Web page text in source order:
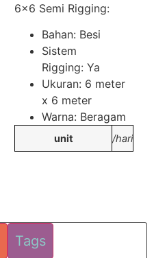
6×6 Semi Rigging:
Bahan: Besi
Sistem
Rigging: Ya
Ukuran: 6 meter
x 6 meter
Warna: Beragam
unit /hari
Tags